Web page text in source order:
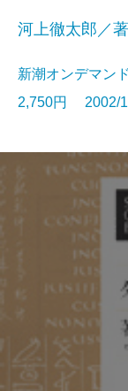
河上徹太郎／著
新潮オンデマ
2,750円 2002/